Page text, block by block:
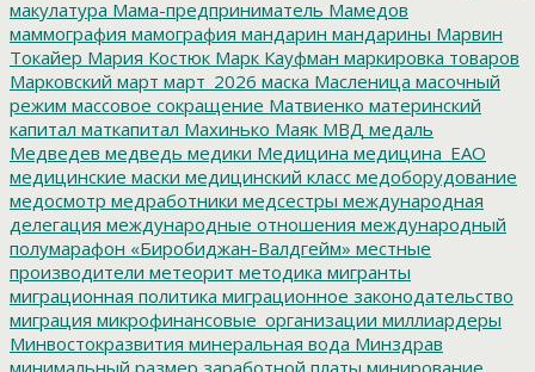
макулатура Мама-предприниматель Мамедов
маммография мамография мандарин мандарины Марвин
Токайер Мария Костюк Марк Кауфман маркировка товаров
Марковский март март_2026 маска Масленица масочный
режим массовое сокращение Матвиенко материнский
капитал маткапитал Махинько Маяк МВД медаль
Медведев медведь медики Медицина медицина_ЕАО
медицинские маски медицинский класс медоборудование
медосмотр медработники медсестры международная
делегация международные отношения международный
полумарафон «Биробиджан-Валдгейм» местные
производители метеорит методика мигранты
миграционная политика миграционное законодательство
миграция микрофинансовые_организации миллиардеры
Минвостокразвития минеральная вода Минздрав
минимальный размер заработной платы минирование